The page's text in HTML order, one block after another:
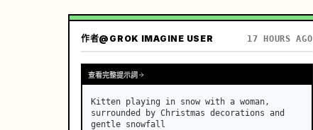
作者@GROK IMAGINE USER 17 HOURS AGO
查看完整提示詞
Kitten playing in snow with a woman,
surrounded by Christmas decorations and
gentle snowfall